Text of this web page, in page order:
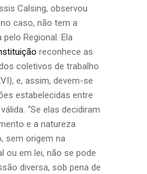
Calsing, observou
no caso, não tem a
Regional. Ela
reconhece as
coletivos de trabalho
e, assim, devem-se
estabelecidas entre
“Se elas decidiram
e a natureza
sem origem na
ou em lei, não se pode
diversa, sob pena de